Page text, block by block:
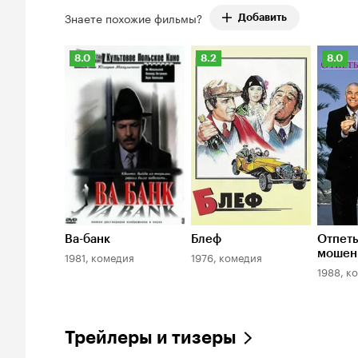
Знаете похожие фильмы? Добавить
Рейтинг
Кинопоиска
8.0
8.0
Ва-банк
1981, комедия
Рейтинг
Кинопоиска
8.2
8.2
Блеф
1976, комедия
8.0
8.0
1988,
Трейлеры и тизеры